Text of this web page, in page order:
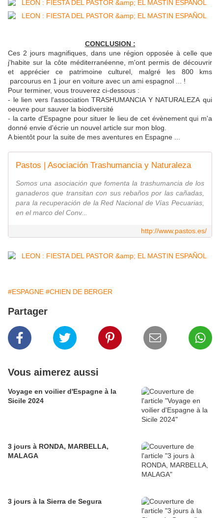
CONCLUSION :
Ces 2 jours magnifiques, dans une région opposée à celle que
j'habite sur la côte méditerranéenne, m'ont permis de découvrir
et apprécier ce patrimoine culturel, malgré les 800 kms
parcourus en 1 jour en voiture avec un ami espagnol ... !
Pour terminer, vous trouverez ci-dessous :
- le lien vers l'association TRASHUMANCIA Y NATURALEZA qui
oeuvre pour sauver la biodiversité
- la carte d'Espagne pour situer le lieu de cet évènement qui m'a
donné envie d'écrie un nouvel article sur mon blog.
A bientôt pour la suite de mes aventures en Espagne ...
Pastos | Asociación Trashumancia y Naturaleza
Somos una asociación que fomenta la trashumancia de los
ganaderos que transitan con sus rebaños por las cañadas,
para la recuperación de la Red Nacional de Vías Pecuarias,
en el marco del Conv...
http://www.pastos.es/
#ESPAGNE #CHIEN DE BERGER
Partager
Vous aimerez aussi
Voyage en voilier d'Espagne à la
Sicile 2024
3 jours à RONDA, MARBELLA,
MALAGA
3 jours à la Sierra de Segura